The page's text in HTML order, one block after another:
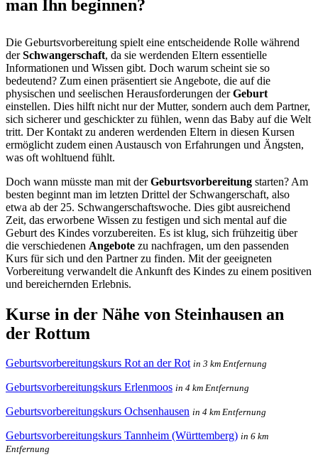
man Ihn beginnen?
Die Geburtsvorbereitung spielt eine entscheidende Rolle während
derSchwangerschaft, da sie werdenden Eltern essentielle
Informationen und Wissen gibt. Doch warum scheint sie so
bedeutend? Zum einen präsentiert sie Angebote, die auf die
physischen und seelischen Herausforderungen derGeburt
einstellen. Dies hilft nicht nur der Mutter, sondern auch dem Partner,
sich sicherer und geschickter zu fühlen, wenn das Baby auf die Welt
tritt. Der Kontakt zu anderen werdenden Eltern in diesen Kursen
ermöglicht zudem einen Austausch von Erfahrungen und Ängsten,
was oft wohltuend fühlt.
Doch wann müsste man mit derGeburtsvorbereitung starten? Am
besten beginnt man im letzten Drittel der Schwangerschaft, also
etwa ab der 25. Schwangerschaftswoche. Dies gibt ausreichend
Zeit, das erworbene Wissen zu festigen und sich mental auf die
Geburt des Kindes vorzubereiten. Es ist klug, sich frühzeitig über
die verschiedenen Angebote zu nachfragen, um den passenden
Kurs für sich und den Partner zu finden. Mit der geeigneten
Vorbereitung verwandelt die Ankunft des Kindes zu einem positiven
und bereichernden Erlebnis.
Kurse in der Nähe von Steinhausen an
der Rottum
Geburtsvorbereitungskurs Rot an der Rot in 3 km Entfernung
Geburtsvorbereitungskurs Erlenmoos in 4 km Entfernung
Geburtsvorbereitungskurs Ochsenhausen in 4 km Entfernung
Geburtsvorbereitungskurs Tannheim (Württemberg) in 6 km
Entfernung